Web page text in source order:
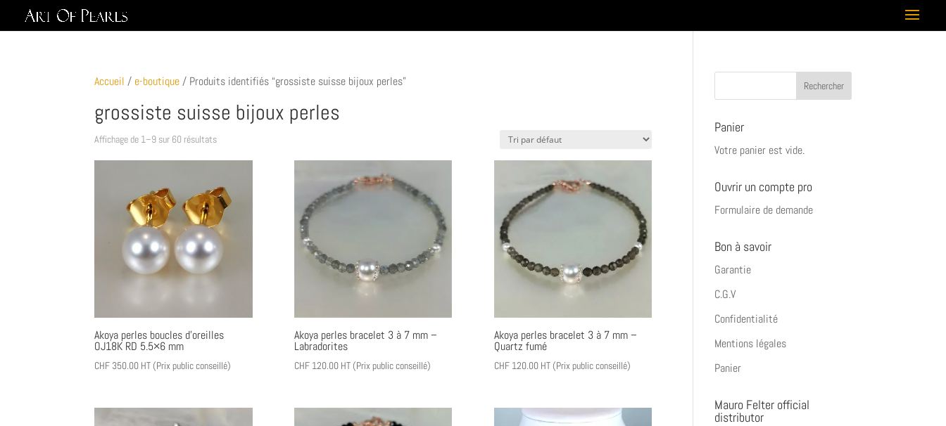
Accueil / e-boutique/ Produits identifiés “grossiste suisse bijoux perles”
grossiste suisse bijoux perles
Affichage de 1–9 sur 60 résultats
Akoya perles boucles d’oreilles
OJ18K RD 5.5×6 mm
CHF 350.00 HT (Prix public conseillé)
Akoya perles bracelet 3 à 7 mm –
Labradorites
CHF120.00 HT (Prix public conseillé)
Akoya perles bracelet 3 à 7 mm –
Quartz fumé
CHF120.00 HT (Prix public conseillé)
Panier
Votre panier est vide.
Ouvrir un compte pro
Formulaire de demande
Bon à savoir
Garantie
C.G.V
Confidentialité
Mentions légales
Panier
Mauro Felter official
distributor